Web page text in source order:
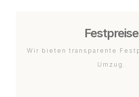
Festpreise
Wir bieten transparente
Umzug.